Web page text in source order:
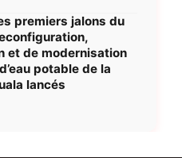
premiers jalons du
et de modernisation
potable de la
lancés